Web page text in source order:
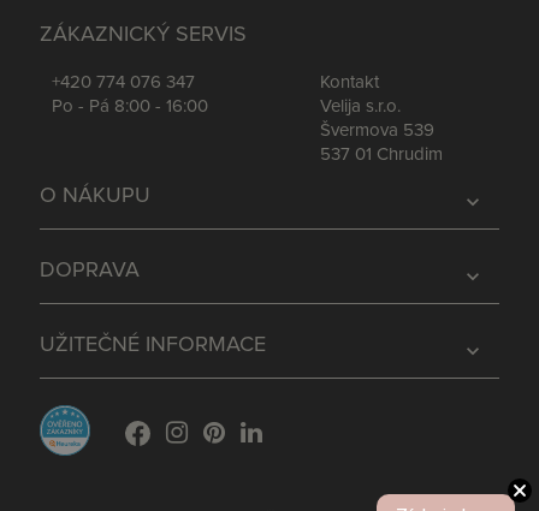
ZÁKAZNICKÝ SERVIS
+420 774 076 347
Po - Pá 8:00 - 16:00
Kontakt
Velija s.r.o.
Švermova 539
537 01 Chrudim
expand_more
O NÁKUPU
expand_more
DOPRAVA
expand_more
UŽITEČNÉ INFORMACE